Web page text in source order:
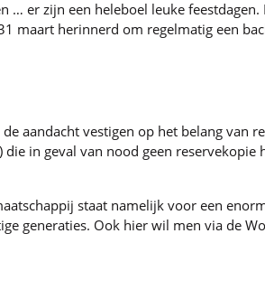
… er zijn een heleboel leuke feestdagen.
maart herinnerd om regelmatig een
aandacht vestigen op het belang van
in geval van nood geen reservekopie
staat namelijk voor een
generaties. Ook hier wil men via de